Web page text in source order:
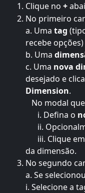
Clique no +
No primeiro
a. Uma tag
recebe opções)
b. Uma
c. Uma nova
desejado e
Dimension.
No modal
      i. Defina o
ii.
      iii. Clique em
da dimensão.
No segundo
a. Se
i. Selecione a